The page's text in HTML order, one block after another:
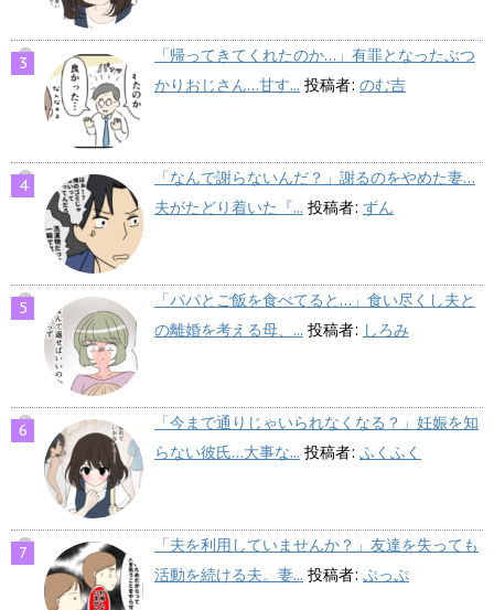
「帰ってきてくれたのか…」有罪となったぶつ
かりおじさん…甘す... 投稿者: のむ吉
「なんで謝らないんだ？」謝るのをやめた妻…
夫がたどり着いた『... 投稿者: ずん
「パパとご飯を食べてると…」食い尽くし夫と
の離婚を考える母、... 投稿者: しろみ
「今まで通りじゃいられなくなる？」妊娠を知
らない彼氏…大事な... 投稿者: ふくふく
「夫を利用していませんか？」友達を失っても
活動を続ける夫。妻... 投稿者: ぷっぷ